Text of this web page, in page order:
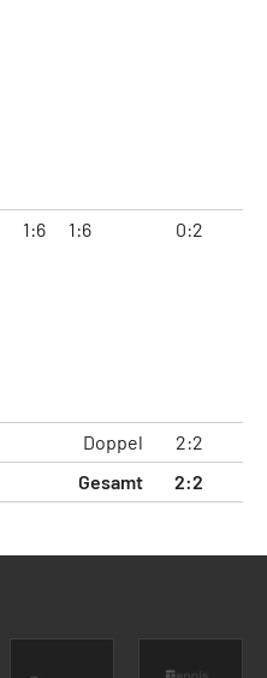
1:6 1:6 0:2
Doppel 2:2
Gesamt
2:2